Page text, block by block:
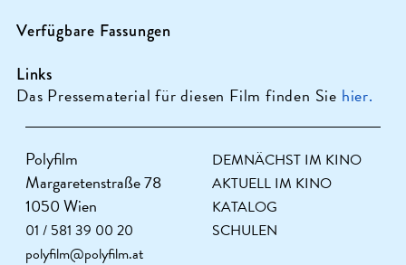
Verfügbare Fassungen
Links
Das Pressematerial für diesen Film finden Sie hier.
Polyfilm
Margaretenstraße 78
1050 Wien
01 / 581 39 00 20
polyfilm@polyfilm.at
DEMNÄCHST IM KINO
AKTUELL IM KINO
KATALOG
SCHULEN